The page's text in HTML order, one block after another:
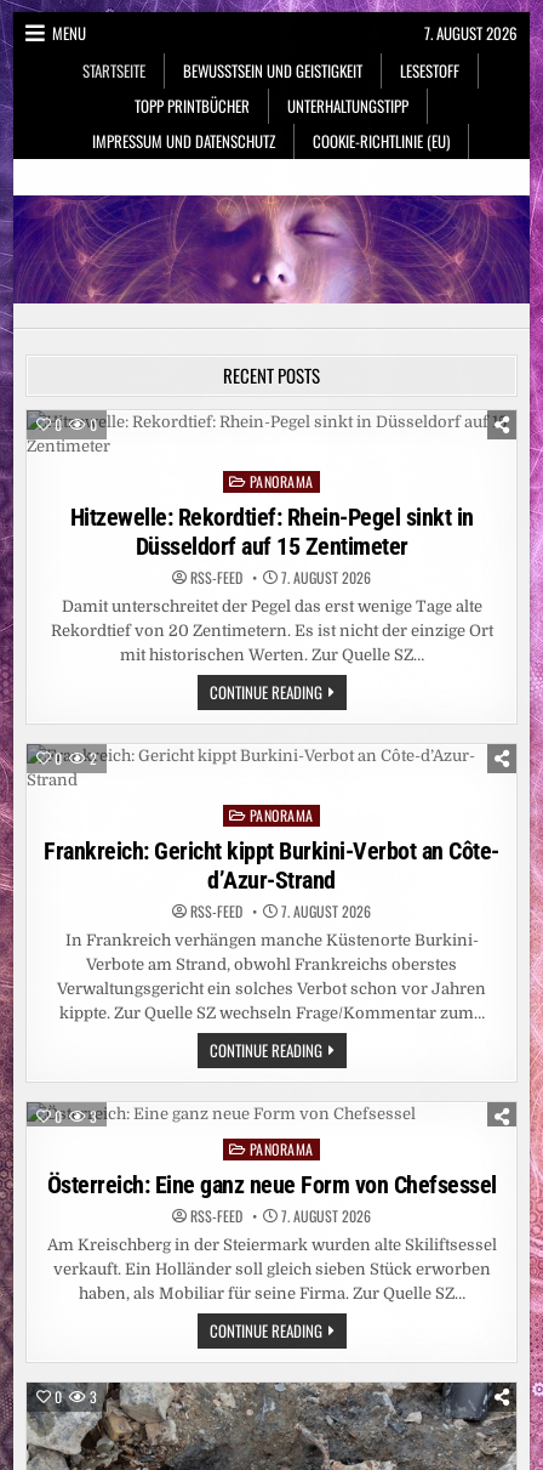
Skip
to
content
MENU
STARTSEITE
BEWUSSTSEIN UND GEISTIGKEIT
LESESTOFF
TOPP PRINTBÜCHER
UNTERHALTUNGSTIPP
IMPRESSUM UND DATENSCHUTZ
COOKIE-RICHTLINIE (EU)
7. AUGUST 2026
NeueSpiritualität.de
RECENT POSTS
0 0
PostedPANORAMA
Hitzewelle: Rekordtief: Rhein-Pegel sinkt in
Düsseldorf auf 15 Zentimeter
RSS-FEED 7. AUGUST 2026
Damit unterschreitet der Pegel das erst wenige Tage alte
Rekordtief von 20 Zentimetern. Es ist nicht der einzige Ort
mit historischen Werten. Zur Quelle SZ…
CONTINUE READINGHITZEWELLE:
REKORDTIEF:
RHEIN-
SINKT
IN
0 2
Posted
in
PANORAMA
Frankreich: Gericht kippt Burkini-Verbot an Côte-
d’Azur-Strand
RSS-FEED 7. AUGUST 2026
In Frankreich verhängen manche Küstenorte Burkini-
Verbote am Strand, obwohl Frankreichs oberstes
Verwaltungsgericht ein solches Verbot schon vor Jahren
kippte. Zur Quelle SZ wechseln Frage/Kommentar zum…
CONTINUE READINGFRANKREICH:
GERICHT
KIPPT
VERBOT
AN
STRAND
0 3
PostedPANORAMA
Österreich: Eine ganz neue Form von Chefsessel
RSS-FEED 7. AUGUST 2026
Am Kreischberg in der Steiermark wurden alte Skiliftsessel
verkauft. Ein Holländer soll gleich sieben Stück erworben
haben, als Mobiliar für seine Firma. Zur Quelle SZ…
CONTINUE READINGÖSTERREICH:
EINE
GANZ
FORM
VON
CHEFSESSEL
0 3